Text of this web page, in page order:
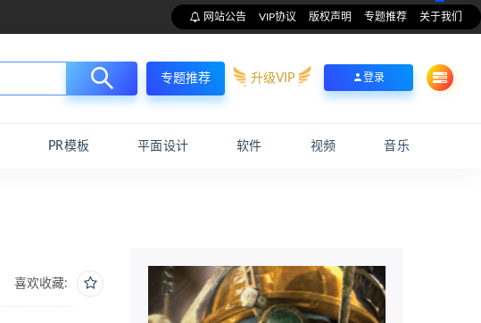
网站公告 VIP协议 版权声明 专题推荐 关于我们
专题推荐 升级VIP 登录
PR模板 平面设计 软件 视频 音乐
喜欢收藏: